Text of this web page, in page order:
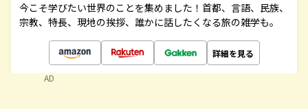
今こそ学びたい世界のことを集めました！首都、言語、民族、
宗教、特長、現地の挨拶、誰かに話したくなる旅の雑学も。
詳細を見る
AD